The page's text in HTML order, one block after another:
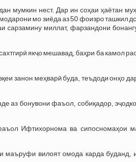
мумкин нест. Дар ин соҳаи ҳаётан
мо зиёда аз 50 фоизро ташкил
сарзамину миллат, фарзандони
якҷо мешавад, баҳри ба камол
занон меҳварӣ буда, теъдоди онҳо
аз бонувони фаъол, собиқадор,
Ифтихорнома ва сипосномаҳои
маъруфи вилоят омода карда буданд,